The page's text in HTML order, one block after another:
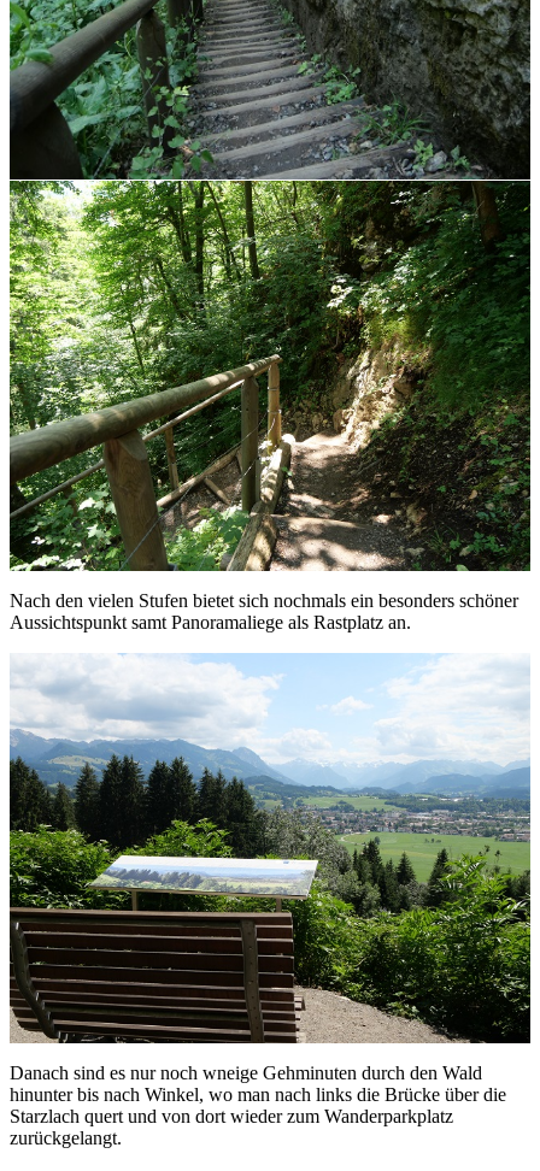
Nach den vielen Stufen bietet sich nochmals ein besonders schöner
Aussichtspunkt samt Panoramaliege als Rastplatz an.
Danach sind es nur noch wneige Gehminuten durch den Wald
hinunter bis nach Winkel, wo man nach links die Brücke über die
Starzlach quert und von dort wieder zum Wanderparkplatz
zurückgelangt.